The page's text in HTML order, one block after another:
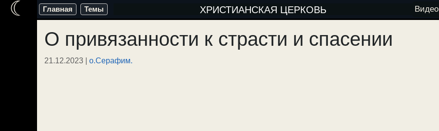
Перейти
содержимому
Главная Темы ХРИСТИАНСКАЯ ЦЕРКОВЬ Видео
О привязанности к страсти и спасении
21.12.2023 | о.Серафим.
☾